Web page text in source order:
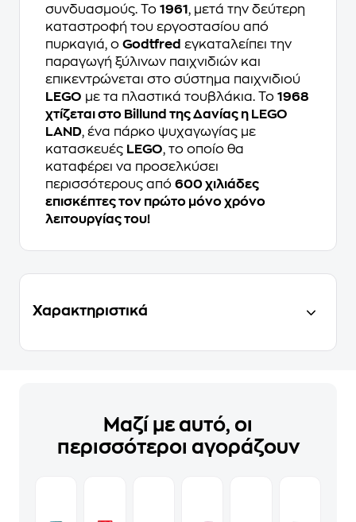
συνδυασμούς. Το 1961, μετά την δεύτερη
καταστροφή του εργοστασίου από
πυρκαγιά, ο Godtfred εγκαταλείπει την
παραγωγή ξύλινων παιχνιδιών και
επικεντρώνεται στο σύστημα παιχνιδιού
LEGO με τα πλαστικά τουβλάκια. Το 1968
χτίζεται στο Billund της Δανίας η LEGO
LAND, ένα πάρκο ψυχαγωγίας με
κατασκευές LEGO, το οποίο θα
καταφέρει να προσελκύσει
περισσότερους από 600 χιλιάδες
επισκέπτες τον πρώτο μόνο χρόνο
λειτουργίας του!
Χαρακτηριστικά
Μαζί με αυτό, οι
περισσότεροι αγοράζουν